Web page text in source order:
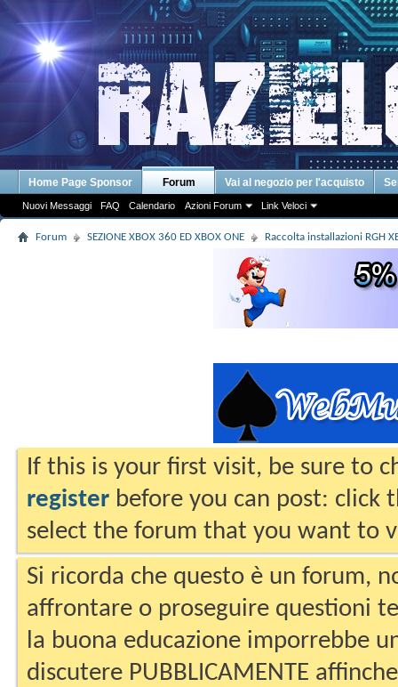
Home Page Sponsor Forum
Nuovi Messaggi FAQ Calendario Azioni Forum Link Veloci
Vai al negozio per l'acquisto
Forum SEZIONE XBOX 360 ED XBOX ONE Raccolta installazioni RGH
If this is your first visit, be sure to
register before you can post: click
select the forum that you want to
Si ricorda che questo è un forum,
affrontare o proseguire questioni
la buona educazione imporrebbe
discutere PUBBLICAMENTE